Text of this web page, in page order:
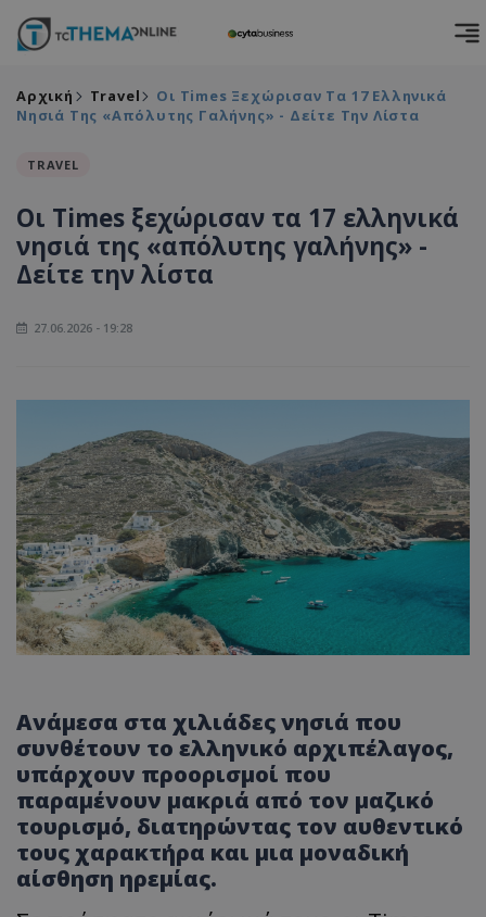
Αρχική Travel
Οι Times Ξεχώρισαν Τα 17 Ελληνικά
Νησιά Της «απόλυτης Γαλήνης» - Δείτε Την Λίστα
TRAVEL
Οι Times ξεχώρισαν τα 17 ελληνικά
νησιά της «απόλυτης γαλήνης» -
Δείτε την λίστα
27.06.2026 - 19:28
Ανάμεσα στα χιλιάδες νησιά που
συνθέτουν το ελληνικό αρχιπέλαγος,
υπάρχουν προορισμοί που
παραμένουν μακριά από τον μαζικό
τουρισμό, διατηρώντας τον αυθεντικό
τους χαρακτήρα και μια μοναδική
αίσθηση ηρεμίας.